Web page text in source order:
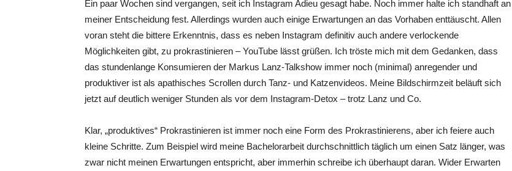
Ein paar Wochen sind vergangen, seit ich Instagram Adieu gesagt habe. Noch immer halte ich standhaft an
meiner Entscheidung fest. Allerdings wurden auch einige Erwartungen an das Vorhaben enttäuscht. Allen
voran steht die bittere Erkenntnis, dass es neben Instagram definitiv auch andere verlockende
Möglichkeiten gibt, zu prokrastinieren – YouTube lässt grüßen. Ich tröste mich mit dem Gedanken, dass
das stundenlange Konsumieren der Markus Lanz-Talkshow immer noch (minimal) anregender und
produktiver ist als apathisches Scrollen durch Tanz- und Katzenvideos. Meine Bildschirmzeit beläuft sich
jetzt auf deutlich weniger Stunden als vor dem Instagram-Detox – trotz Lanz und Co.
Klar, „produktives“ Prokrastinieren ist immer noch eine Form des Prokrastinierens, aber ich feiere auch
kleine Schritte. Zum Beispiel wird meine Bachelorarbeit durchschnittlich täglich um einen Satz länger, was
zwar nicht meinen Erwartungen entspricht, aber immerhin schreibe ich überhaupt daran. Wider Erwarten